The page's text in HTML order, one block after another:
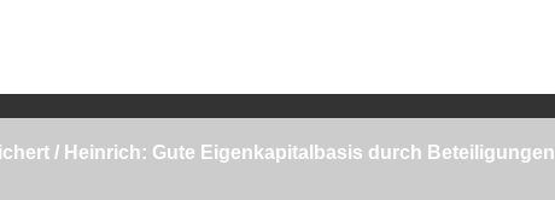
/ Heinrich: Gute Eigenkapitalbasis durch Beteiligungen